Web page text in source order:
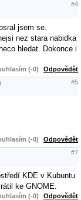
#4
jsem se.
nez stara nabidka
hledat. Dokonce i
(-0) Odpovědět
#5
(-0) Odpovědět
#7
KDE v Kubuntu
ke GNOME.
(-0) Odpovědět